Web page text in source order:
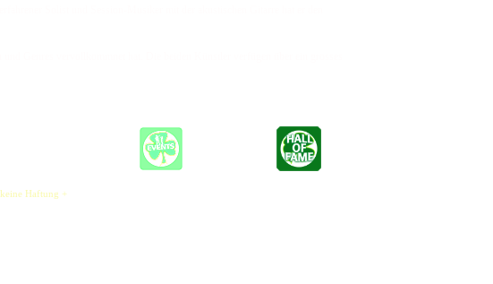
Haftung +